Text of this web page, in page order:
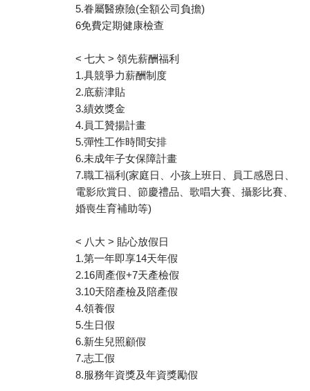
5.眷屬醫療險(全額公司負擔)
6免費定期健康檢查
< 七大 > 領先薪酬福利
1.具競爭力薪酬制度
2.底薪津貼
3.績效獎金
4.員工贊揚計畫
5.彈性工作時間安排
6.未成年子女保障計畫
7.職工福利(家庭日、小孩上班日、員工感恩日、
電影欣賞日、節慶禮品、歌唱大賽、攝影比賽、
婚喪生育補助等)
< 八大 > 貼心放假日
1.第一年即享14天年假
2.16周產假+7天產檢假
3.10天陪產檢及陪產假
4.領養假
5.生日假
6.新生兒照顧假
7.志工假
8.服務年資獎及年資獎勵假